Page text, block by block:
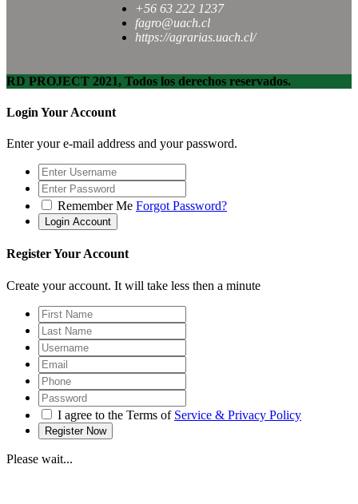
+56 63 222 1237
fagro@uach.cl
https://agrarias.uach.cl/
RD PROJECT 2021, Todos los derechos reservados.
Login Your Account
Enter your e-mail address and your password.
Remember Me Forgot Password?
Register Your Account
Create your account. It will take less then a minute
I agree to the Terms of Service & Privacy Policy
Please wait...